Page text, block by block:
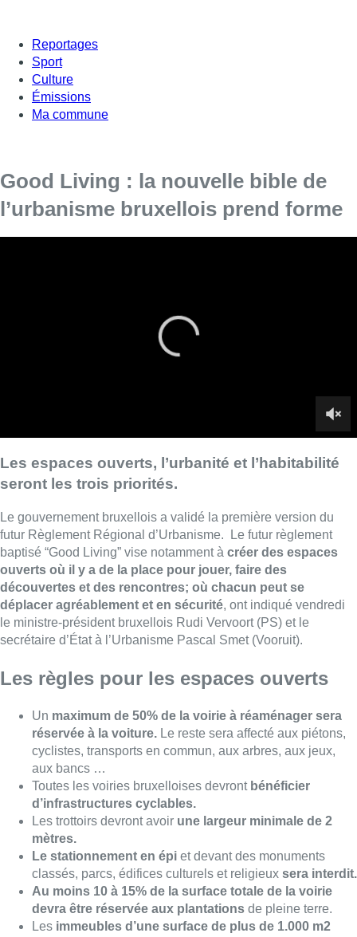
Reportages
Sport
Culture
Émissions
Ma commune
Good Living : la nouvelle bible de
l’urbanisme bruxellois prend forme
futur Règlement Régional d’Urbanisme. Le futur règlement
” vise notamment à
ouverts où il y a de la place pour jouer, faire des
Les règles pour les espaces ouverts
réservée à la voiture. Le reste sera affecté aux piétons,
cyclistes, transports en commun, aux arbres, aux jeux,
aux bancs …
Toutes les voiries bruxelloises devrontbénéficier
d’infrastructures cyclables.
Les trottoirs devront avoirune largeur minimale de 2
mètres.
Le stationnement en épi et devant des monuments
Au moins 10 à 15% de la surface totale de la voirie
Lesimmeubles d’une surface de plus de 1.000 m2
devront disposer d’un espace ouvertaccessible aux
usagers du bâtiment.
Chaque projet devra compter
bâtiedont 75% accessibles à des plantations de pleine
terre
Les règles pour l’urbanité
Rayon urbanité, on privilégierala rénovationà la
démolition/reconstruction. Celle-ci ne sera autorisée qu’à
titre exceptionnel et pour les projets multi-fonctions.
Lagestion des eaux de pluiedevra être intégrée dans